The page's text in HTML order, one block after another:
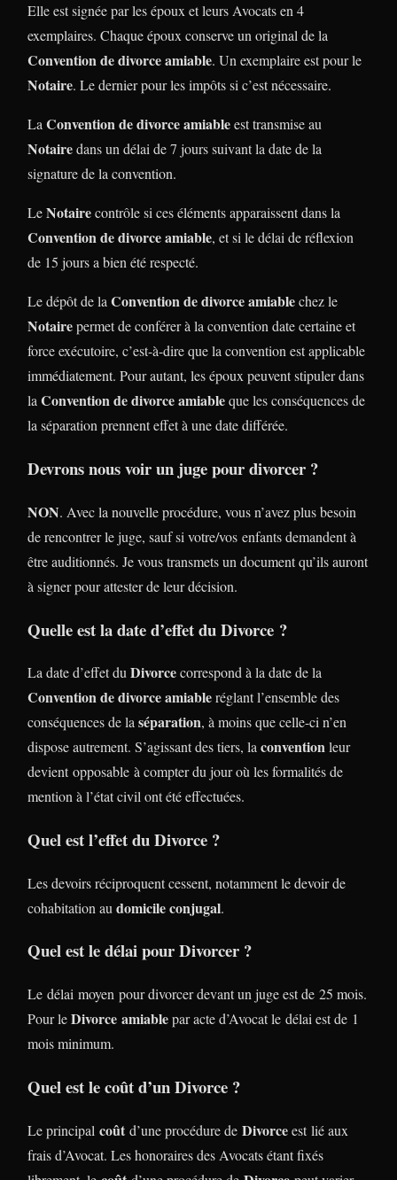
Elle est signée par les époux et leurs Avocats en 4
exemplaires. Chaque époux conserve un original de la
Convention de divorce amiable. Un exemplaire est pour le
Notaire. Le dernier pour les impôts si c’est nécessaire.
LaConvention de divorce amiableest transmise au
Notairedans un délai de 7 jours suivant la date de la
signature de la convention.
LeNotairecontrôle si ces éléments apparaissent dans la
Convention de divorce amiable, et si le délai de réflexion
de 15 jours a bien été respecté.
Le dépôt de laConvention de divorce amiablechez le
Notairepermet de conférer à la convention date certaine et
force exécutoire, c’est-à-dire que la convention est applicable
immédiatement. Pour autant, les époux peuvent stipuler dans
laConvention de divorce amiableque les conséquences de
la séparation prennent effet à une date différée.
Devrons nous voir un juge pour divorcer ?
NON. Avec la nouvelle procédure, vous n’avez plus besoin
de rencontrer le juge, sauf si votre/vos enfants demandent à
être auditionnés. Je vous transmets un document qu’ils auront
à signer pour attester de leur décision.
Quelle est la date d’effet du Divorce ?
La date d’effet duDivorcecorrespond à la date de la
Convention de divorce amiableréglant l’ensemble des
conséquences de laséparation, à moins que celle-ci n’en
dispose autrement. S’agissant des tiers, laconventionleur
devient opposable à compter du jour où les formalités de
mention à l’état civil ont été effectuées.
Quel est l’effet du Divorce ?
Les devoirs réciproquent cessent, notamment le devoir de
cohabitation au domicile conjugal.
Quel est le délai pour Divorcer ?
Le délai moyen pour divorcer devant un juge est de 25 mois.
Pour leDivorce amiablepar acte d’Avocat le délai est de 1
mois minimum.
Quel est le coût d’un Divorce ?
Le principal coût d’une procédure de Divorceest lié aux
frais d’Avocat. Les honoraires des Avocats étant fixés